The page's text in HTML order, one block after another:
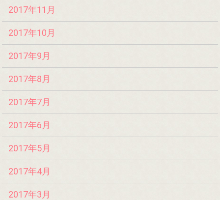
2017年11月
2017年10月
2017年9月
2017年8月
2017年7月
2017年6月
2017年5月
2017年4月
2017年3月